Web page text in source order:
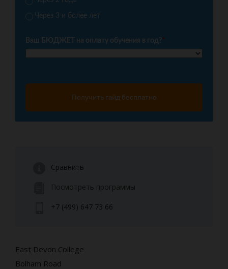
Через 3 и более лет
Ваш БЮДЖЕТ на оплату обучения в год?*
Получить гайд бесплатно
Сравнить
Посмотреть программы
+7 (499) 647 73 66
East Devon College
Bolham Road